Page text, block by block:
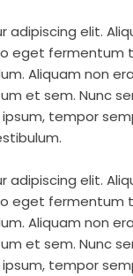
elit.
eget fermentum
Aliquam non
et sem. Nunc
tempor
elit.
eget fermentum
Aliquam non
et sem. Nunc
tempor